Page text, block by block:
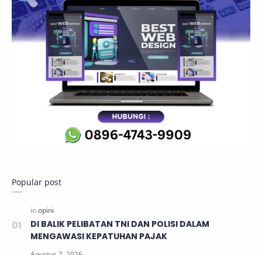
Popular post
DI BALIK PELIBATAN TNI DAN POLISI DALAM
MENGAWASI KEPATUHAN PAJAK